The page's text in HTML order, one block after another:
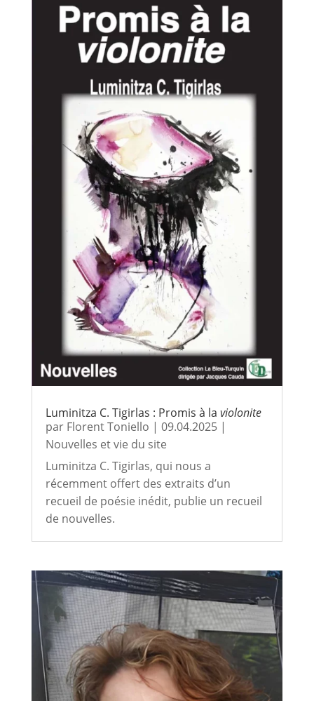
Luminitza C. Tigirlas : Promis à la violonite
par Florent Toniello | 09.04.2025|
Nouvelles et vie du site
Luminitza C. Tigirlas, qui nous a
récemment offert des extraits d’un
recueil de poésie inédit, publie un recueil
de nouvelles.